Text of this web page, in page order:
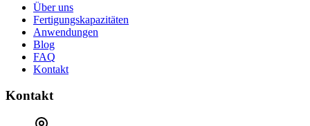
Über uns
Fertigungskapazitäten
Anwendungen
Blog
FAQ
Kontakt
Kontakt